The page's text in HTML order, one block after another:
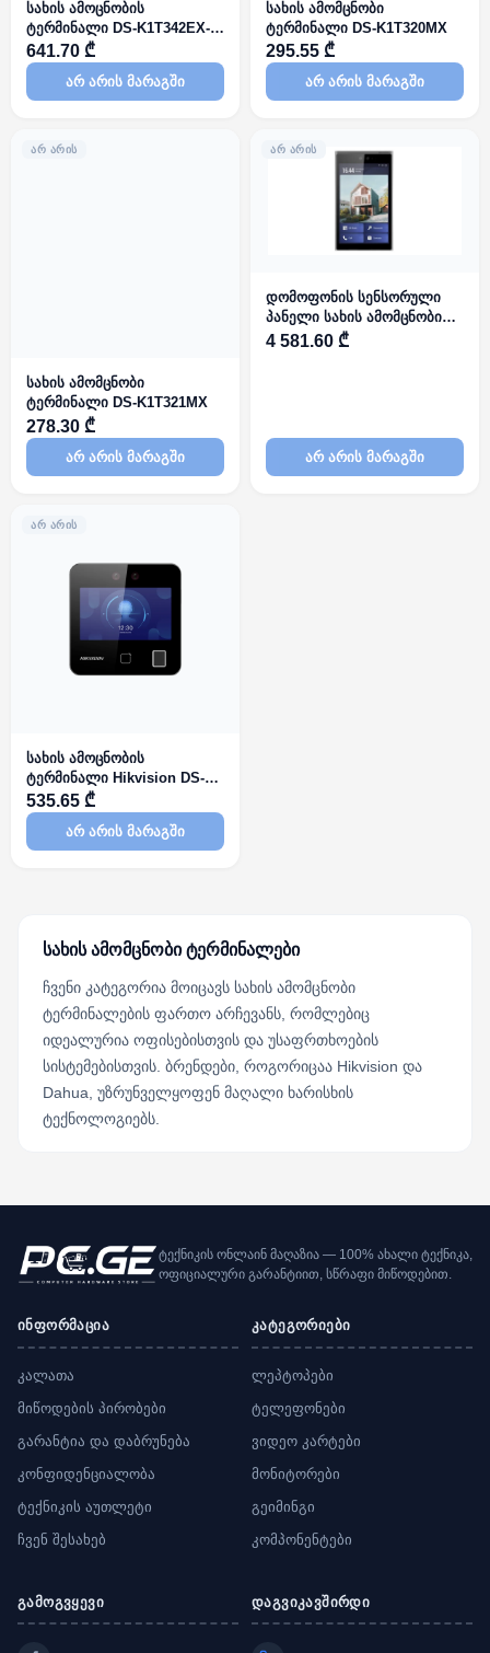
სახის ამოცნობის
ტერმინალი DS-K1T342EX-
E1
641.70 ₾
არ არის მარაგში
სახის ამომცნობი
ტერმინალი DS-K1T320MX
295.55 ₾
არ არის მარაგში
ᲐᲠ ᲐᲠᲘᲡ
სახის ამომცნობი
ტერმინალი DS-K1T321MX
278.30 ₾
არ არის მარაგში
ᲐᲠ ᲐᲠᲘᲡ
დომოფონის სენსორული
პანელი სახის ამომცნობით
Hikvision DS-KD9633-WBE6
4 581.60 ₾
არ არის მარაგში
ᲐᲠ ᲐᲠᲘᲡ
სახის ამოცნობის
ტერმინალი Hikvision DS-
K1T343MFX
535.65 ₾
არ არის მარაგში
სახის ამომცნობი ტერმინალები
ჩვენი კატეგორია მოიცავს სახის ამომცნობი
ტერმინალების ფართო არჩევანს, რომლებიც
იდეალურია ოფისებისთვის და უსაფრთხოების
სისტემებისთვის. ბრენდები, როგორიცაა Hikvision და
Dahua, უზრუნველყოფენ მაღალი ხარისხის
ტექნოლოგიებს.
ტექნიკის ონლაინ მაღაზია — 100% ახალი ტექნიკა,
ოფიციალური გარანტიით, სწრაფი მიწოდებით.
ინფორმაცია
კალათა
მიწოდების პირობები
გარანტია და დაბრუნება
კონფიდენციალობა
ტექნიკის აუთლეტი
ჩვენ შესახებ
კატეგორიები
ლეპტოპები
ტელეფონები
ვიდეო კარტები
მონიტორები
გეიმინგი
კომპონენტები
გამოგვყევი დაგვიკავშირდი